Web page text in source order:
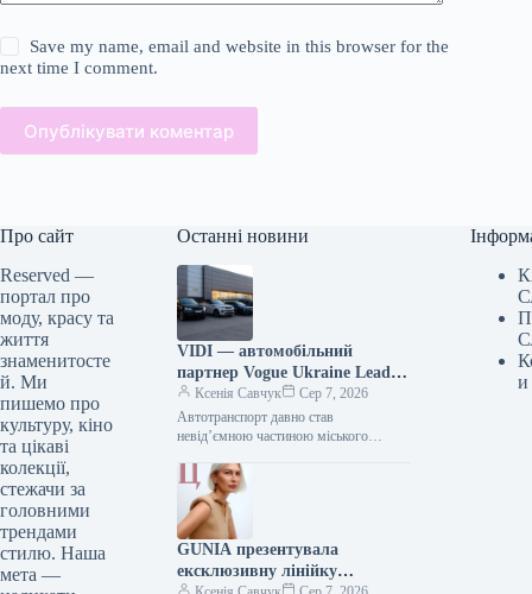
Save my name, email and website in this browser for the
next time I comment.
Опублікувати коментар
Про сайт
Reserved —
портал про
моду, красу та
життя
знаменитосте
й. Ми
пишемо про
культуру, кіно
та цікаві
колекції,
стежачи за
головними
трендами
стилю. Наша
мета —
Останні новини
VIDI — автомобільний
партнер Vogue Ukraine Leaders
Gala: які автомобілі будуть
представлені на заході
Ксенія Савчук
Сер 7, 2026
Автотранспорт давно став
невід’ємною частиною міського
роботу та дім, подорожі та
повсякденні клопоти. Тому вибір…
GUNIA презентувала
ексклюзивну лінійку
и